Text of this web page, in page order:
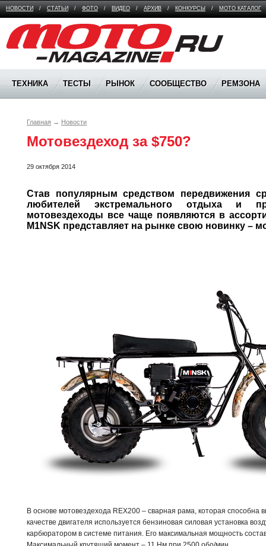
НОВОСТИ / СТАТЬИ / ФОТО / ВИДЕО / АРХИВ / КОНКУРСЫ / МОТО КАТАЛОГ
Moto Magazine
ТЕХНИКА ТЕСТЫ РЫНОК СООБЩЕСТВО РЕМЗОНА
Главная → Новости
Мотовездеход за $750?
29 октября 2014
Став популярным средством передвижения
любителей экстремального отдыха и
мотовездеходы все чаще появляются в
M1NSK представляет на рынке свою новинку –
В основе мотовездехода REX200 – сварная рама, которая способна
качестве двигателя используется бензиновая силовая установка
карбюратором в системе питания. Его максимальная мощность